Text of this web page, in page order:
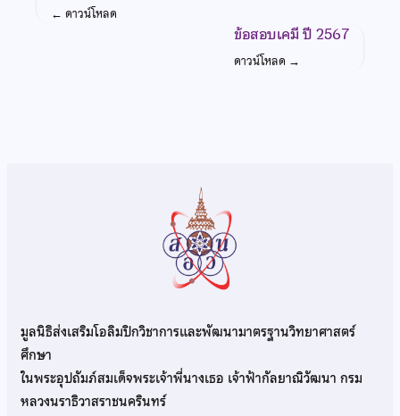
← ดาวน์โหลด
ข้อสอบเคมี ปี 2567
ดาวน์โหลด →
มูลนิธิส่งเสริมโอลิมปิกวิชาการและพัฒนามาตรฐานวิทยาศาสตร์
ศึกษา
ในพระอุปถัมภ์สมเด็จพระเจ้าพี่นางเธอ เจ้าฟ้ากัลยาณิวัฒนา กรม
หลวงนราธิวาสราชนครินทร์